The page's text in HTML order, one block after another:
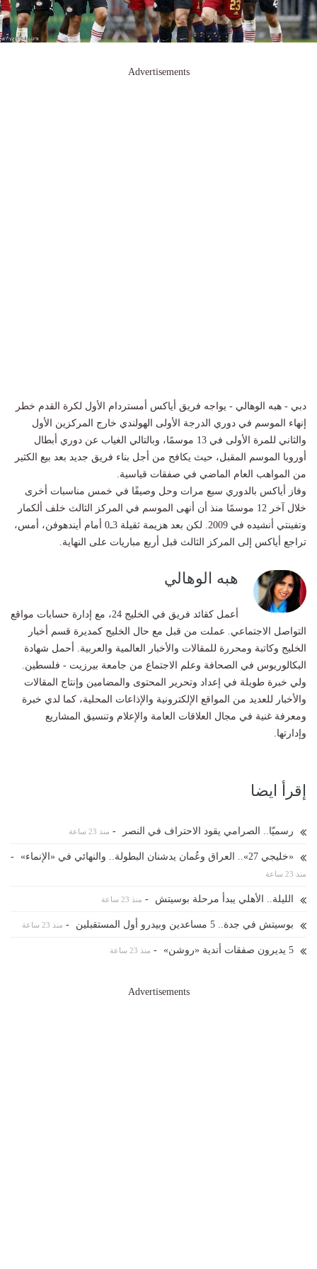
Advertisements
دبي - هبه الوهالي - يواجه فريق أياكس أمستردام الأول لكرة القدم خطر
إنهاء الموسم في دوري الدرجة الأولى الهولندي خارج المركزين الأول
والثاني للمرة الأولى في 13 موسمًا، وبالتالي الغياب عن دوري أبطال
أوروبا الموسم المقبل، حيث يكافح من أجل بناء فريق جديد بعد بيع الكثير
من المواهب العام الماضي في صفقات قياسية.
وفاز أياكس بالدوري سبع مرات وحل وصيفًا في خمس مناسبات أخرى
خلال آخر 12 موسمًا منذ أن أنهى الموسم في المركز الثالث خلف ألكمار
وتفينتي أنشيده في 2009. لكن بعد هزيمة ثقيلة 3ـ0 أمام أيندهوفن، أمس،
تراجع أياكس إلى المركز الثالث قبل أربع مباريات على النهاية.
هبه الوهالي
أعمل كقائد فريق في الخليج 24، مع إدارة حسابات مواقع
التواصل الاجتماعي. عملت من قبل مع حال الخليج كمديرة قسم أخبار
الخليج وكاتبة ومحررة للمقالات والأخبار العالمية والعربية. أحمل شهادة
البكالوريوس في الصحافة وعلم الاجتماع من جامعة بيرزيت - فلسطين.
ولي خبرة طويلة في إعداد وتحرير المحتوى والمضامين وإنتاج المقالات
والأخبار للعديد من المواقع الإلكترونية والإذاعات المحلية، كما لدي خبرة
ومعرفة غنية في مجال العلاقات العامة والإعلام وتنسيق المشاريع
وإدارتها.
إقرأ ايضا
رسميّا.. الصرامي يقود الاحتراف في النصر - منذ 23 ساعة
«خليجي 27».. العراق وعُمان يدشنان البطولة.. والنهائي في «الإنماء» -
منذ 23 ساعة
الليلة.. الأهلي يبدأ مرحلة بوسيتش - منذ 23 ساعة
بوسيتش في جدة.. 5 مساعدين وبيدرو أول المستقبلين - منذ 23 ساعة
- منذ 23 ساعة
Advertisements